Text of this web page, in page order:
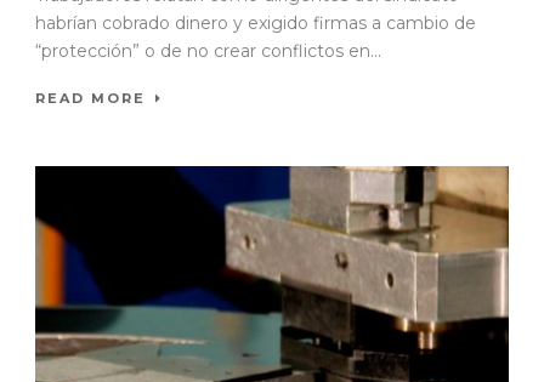
habrían cobrado dinero y exigido firmas a cambio de
“protección” o de no crear conflictos en...
READ MORE